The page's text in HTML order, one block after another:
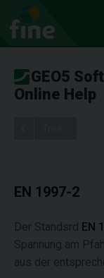
GEO5
Online Help
EN 1997-2
Der Standsrd EN
Spannung am
aus der